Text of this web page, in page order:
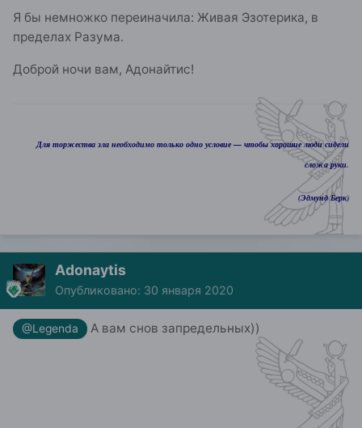
Я бы немножко переиначила: Живая Эзотерика, в
пределах Разума.
Доброй ночи вам, Адонайтис!
Для торжества зла необходимо только одно условие — чтобы хорошие люди сидели
сложа руки.
(Эдмунд Берк)
Adonaytis
Опубликовано: 30 января 2020
@Legenda А вам снов запредельных))